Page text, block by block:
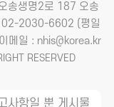
송생명2로 187 오송
02-2030-6602 (평일
일 : nhis@korea.kr
RESERVED
사항일 뿐 게시물